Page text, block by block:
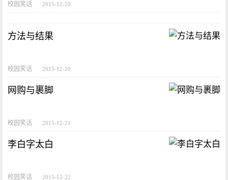
校园笑话 2015-12-20
方法与结果
校园笑话 2015-12-20
网购与裹脚
校园笑话 2015-12-21
李白字太白
校园笑话 2015-12-22